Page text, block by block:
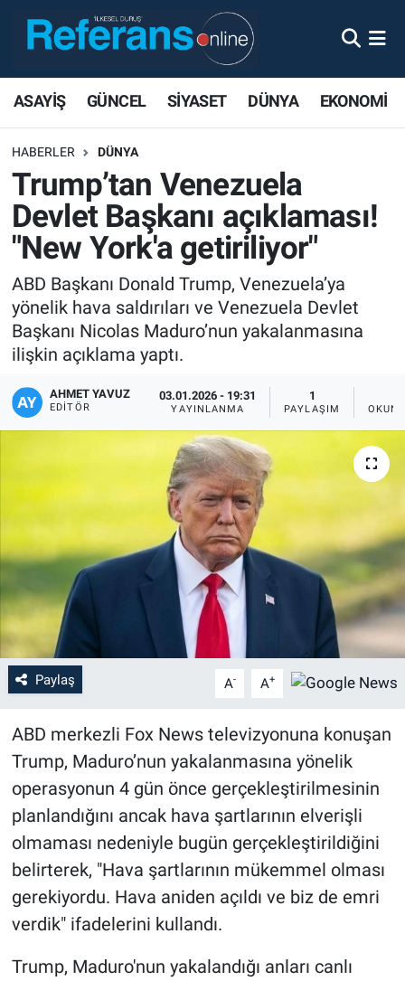
ASAYİŞ GÜNCEL SİYASET DÜNYA EKONOMİ
HABERLER DÜNYA
Trump’tan Venezuela
Devlet Başkanı açıklaması!
"New York'a getiriliyor"
ABD Başkanı Donald Trump, Venezuela’ya
yönelik hava saldırıları ve Venezuela Devlet
Başkanı Nicolas Maduro’nun yakalanmasına
ilişkin açıklama yaptı.
AHMET YAVUZ
EDITÖR
03.01.2026 - 19:31
YAYINLANMA
1
PAYLAŞIM
Paylaş A- A+
ABD merkezli Fox News televizyonuna konuşan
Trump, Maduro’nun yakalanmasına yönelik
operasyonun 4 gün önce gerçekleştirilmesinin
planlandığını ancak hava şartlarının elverişli
olmaması nedeniyle bugün gerçekleştirildiğini
belirterek, "Hava şartlarının mükemmel olması
gerekiyordu. Hava aniden açıldı ve biz de emri
verdik" ifadelerini kullandı.
Trump, Maduro'nun yakalandığı anları canlı